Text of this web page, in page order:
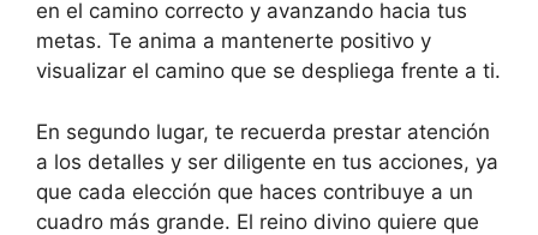
en el camino correcto y avanzando hacia tus
metas. Te anima a mantenerte positivo y
visualizar el camino que se despliega frente a ti.
En segundo lugar, te recuerda prestar atención
a los detalles y ser diligente en tus acciones, ya
que cada elección que haces contribuye a un
cuadro más grande. El reino divino quiere que